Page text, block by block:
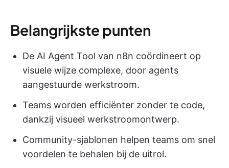
Belangrijkste punten
De AI Agent Tool van n8n coördineert op
visuele wijze complexe, door agents
aangestuurde werkstroom.
Teams worden efficiënter zonder te code,
dankzij visueel werkstroomontwerp.
Community-sjablonen helpen teams om snel
voordelen te behalen bij de uitrol.